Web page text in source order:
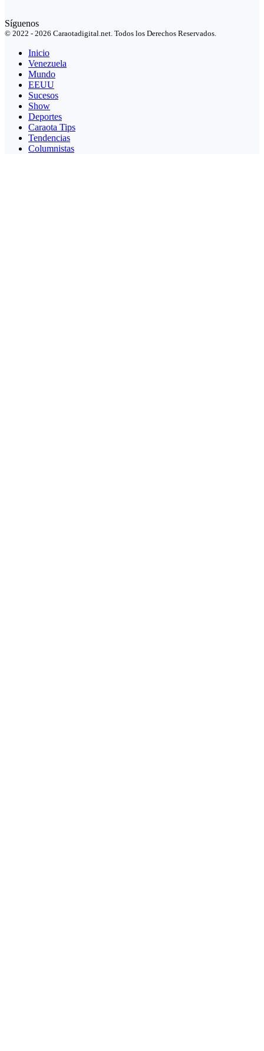
Síguenos
© 2022 - 2026 Caraotadigital.net. Todos los Derechos Reservados.
Inicio
Venezuela
Mundo
EEUU
Sucesos
Show
Deportes
Caraota Tips
Tendencias
Columnistas